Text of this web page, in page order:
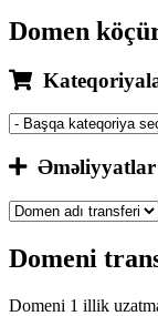
Domen
Əməliyyatlar
Domeni
Domeni 1 illik